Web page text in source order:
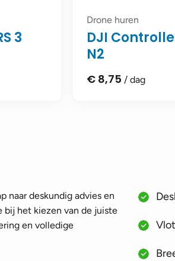
3
Drone huren
DJI
N2
€ 8,75 / dag
naar deskundig advies en
bij het kiezen van de juiste
en volledige